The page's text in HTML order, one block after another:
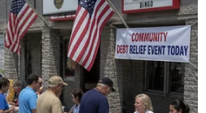
thảm kịch tái diễn.
niệm quốc gia dành cho
sẽ được tổ chức trong